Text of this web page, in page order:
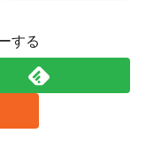
する